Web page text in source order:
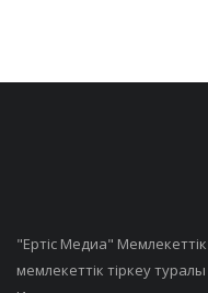
"Ертiс Медиа" Мемлекеттік
мемлекеттік тіркеу